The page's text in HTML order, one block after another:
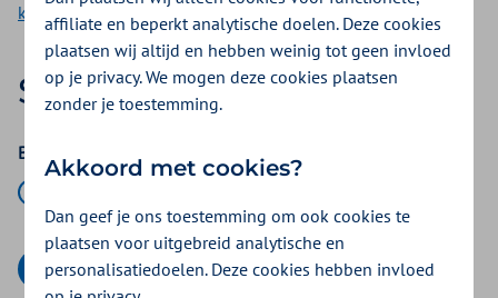
klachtenformulier voor verzekerden .
Stap 1|3Uw klacht
Bent u een zorgaanbieder met een klacht?
Volgende
affiliate en beperkt analytische doelen. Deze cookies
plaatsen wij altijd en hebben weinig tot geen invloed
op je privacy. We mogen deze cookies plaatsen
zonder je toestemming.
Akkoord met cookies?
Dan geef je ons toestemming om ook cookies te
plaatsen voor uitgebreid analytische en
personalisatiedoelen. Deze cookies hebben invloed